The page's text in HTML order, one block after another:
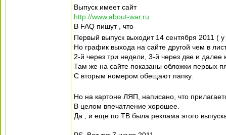
Выпуск имеет сайт
http://www.about-war.ru
В FAQ пишут , что
Первый выпуск выходит 14 сентября 2011 (
Но график выхода на сайте другой чем в
2-й через три недели, 3-й через две и далее
Там же на сайте показаны обложки первых
С вторым номером обещают папку.
Но на картоне ЛЯП, написано, что
В целом впечатление хорошее.
Да , и еще по ТВ была реклама этого